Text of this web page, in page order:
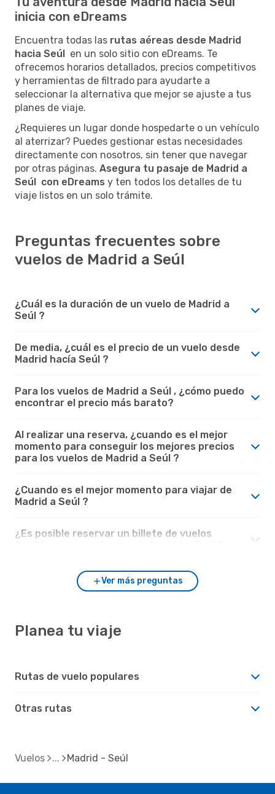
inicia con eDreams
Encuentra todas las rutas aéreas desde Madrid
hacia Seúl en un solo sitio con eDreams. Te
ofrecemos horarios detallados, precios competitivos
y herramientas de filtrado para ayudarte a
seleccionar la alternativa que mejor se ajuste a tus
planes de viaje.
¿Requieres un lugar donde hospedarte o un vehículo
al aterrizar? Puedes gestionar estas necesidades
directamente con nosotros, sin tener que navegar
por otras páginas. Asegura tu pasaje de Madrid a
Seúl con eDreams y ten todos los detalles de tu
viaje listos en un solo trámite.
Preguntas frecuentes sobre
vuelos de Madrid a Seúl
¿Cuál es la duración de un vuelo de Madrid a
Seúl ?
De media, ¿cuál es el precio de un vuelo desde
Madrid hacía Seúl ?
Para los vuelos de Madrid a Seúl , ¿cómo puedo
encontrar el precio más barato?
Al realizar una reserva, ¿cuando es el mejor
momento para conseguir los mejores precios
para los vuelos de Madrid a Seúl ?
¿Cuando es el mejor momento para viajar de
Madrid a Seúl ?
¿Es posible reservar un billete de vuelos
Ver más preguntas
Planea tu viaje
Rutas de vuelo populares
Otras rutas
Vuelos Madrid - Seúl